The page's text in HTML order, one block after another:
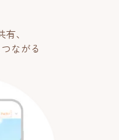
、
ながる